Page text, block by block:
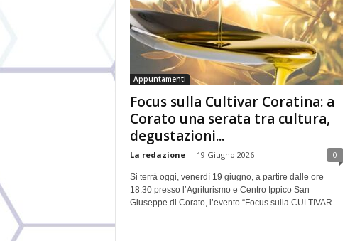
Appuntamenti
Focus sulla Cultivar Coratina: a
Corato una serata tra cultura,
degustazioni...
La redazione - 19 Giugno 2026 0
Si terrà oggi, venerdì 19 giugno, a partire dalle ore
18:30 presso l’Agriturismo e Centro Ippico San
Giuseppe di Corato, l’evento “Focus sulla CULTIVAR...